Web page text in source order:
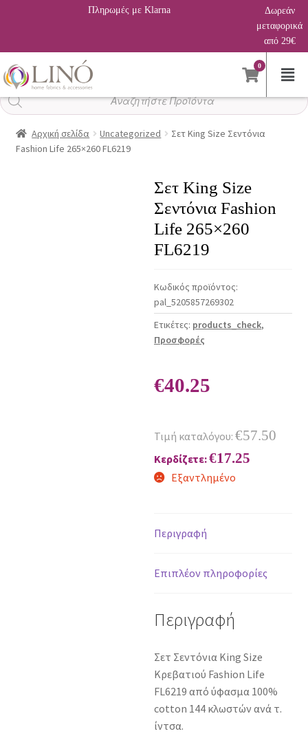
Πληρωμές με Klarna
Δωρεάν
μεταφορικά
από 29€
0
Αναζήτηση
προϊόντων
Αρχική σελίδα Uncategorized
Σετ King Size Σεντόνια
Fashion Life 265×260 FL6219
Σετ King Size
Σεντόνια Fashion
Life 265×260
FL6219
Κωδικός προϊόντος:
pal_5205857269302
Ετικέτες: products_check,
Προσφορές
€40.25
Τιμή καταλόγου: €57.50
Κερδίζετε:€17.25
Εξαντλημένο
Περιγραφή
Επιπλέον πληροφορίες
Περιγραφή
Σετ Σεντόνια King Size
Κρεβατιού Fashion Life
FL6219 από ύφασμα 100%
cotton 144 κλωστών ανά τ.
ίντσα.